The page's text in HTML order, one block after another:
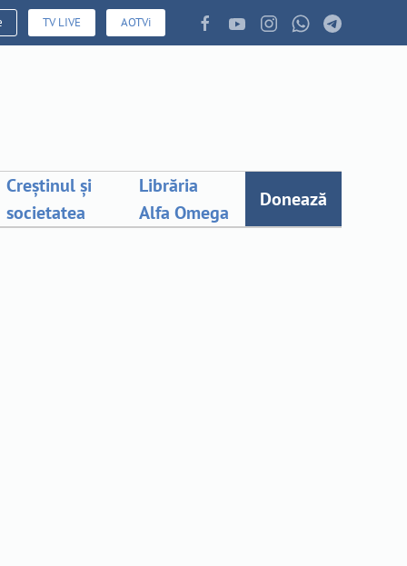
TV LIVE AOTVi
Creștinul și
societatea
Librăria
Alfa Omega
Donează